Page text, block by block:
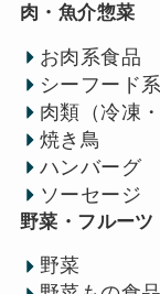
肉・魚介惣菜
お肉系食品
シーフード
肉類（冷凍・
焼き鳥
ハンバーグ
ソーセージ
野菜・フルーツ
野菜